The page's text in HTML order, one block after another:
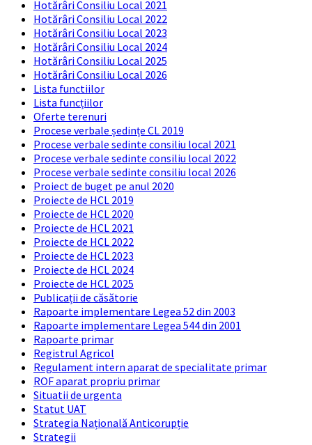
Hotărâri Consiliu Local 2021
Hotărâri Consiliu Local 2022
Hotărâri Consiliu Local 2023
Hotărâri Consiliu Local 2024
Hotărâri Consiliu Local 2025
Hotărâri Consiliu Local 2026
Lista functiilor
Lista funcțiilor
Oferte terenuri
Procese verbale ședințe CL 2019
Procese verbale sedinte consiliu local 2021
Procese verbale sedinte consiliu local 2022
Procese verbale sedinte consiliu local 2026
Proiect de buget pe anul 2020
Proiecte de HCL 2019
Proiecte de HCL 2020
Proiecte de HCL 2021
Proiecte de HCL 2022
Proiecte de HCL 2023
Proiecte de HCL 2024
Proiecte de HCL 2025
Publicații de căsătorie
Rapoarte implementare Legea 52 din 2003
Rapoarte implementare Legea 544 din 2001
Rapoarte primar
Registrul Agricol
Regulament intern aparat de specialitate primar
ROF aparat propriu primar
Situatii de urgenta
Statut UAT
Strategia Națională Anticorupție
Strategii